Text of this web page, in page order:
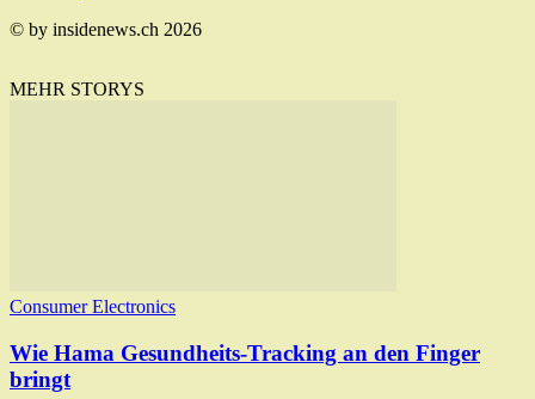
© by insidenews.ch 2026
MEHR STORYS
Consumer Electronics
Wie Hama Gesundheits-Tracking an den Finger
bringt